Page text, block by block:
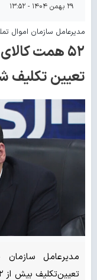
۲۹ بهمن ۱۴۰۴ - ۱۳:۵۲
مدیرعامل سازمان اموال
۵۲ همت
تعیین تکلیف
مدیرعامل